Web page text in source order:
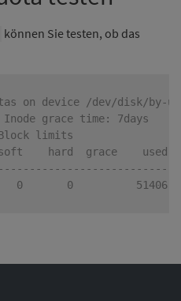
können Sie testen, ob das